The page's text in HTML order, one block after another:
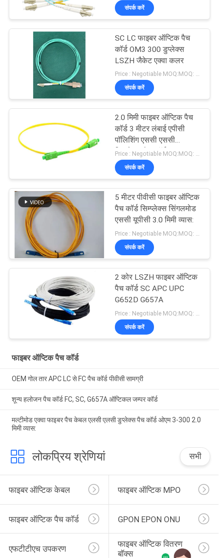
संपर्क करें
SC LC फाइबर ऑप्टिक पैच
कॉर्ड OM3 300 डुप्लेक्स
LSZH जैकेट एक्वा कलर
Price : Negotiable MOQ:MOQ: 100PCS
संपर्क करें
2.0 मिमी फाइबर ऑप्टिक पैच
कॉर्ड 3 मीटर लंबाई एपीसी
पॉलिशिंग एससी एससी
सिम्प्लेक्स पैच कॉर्ड
Price : Negotiable MOQ:MOQ: 100PCS
संपर्क करें
5 मीटर पीवीसी फाइबर ऑप्टिक
पैच कॉर्ड सिम्प्लेक्स सिंगलमोड
एससी यूपीसी 3.0 मिमी व्यास:
संपर्क करें
2 कोर LSZH फाइबर ऑप्टिक
पैच कॉर्ड SC APC UPC
G652D G657A
संपर्क करें
फाइबर ऑप्टिक पैच कॉर्ड
OEM गोल तार APC LC से FC पैच कॉर्ड पीवीसी सामग्री
शून्य हलोजन पैच कॉर्ड FC, SC, G657A ऑप्टिकल जम्पर कॉर्ड
मल्टीमोड एक्वा फाइबर पैच केबल एलसी एलसी डुप्लेक्स पैच कॉर्ड ओएम 3-300 2.0
मिमी व्यास:
लोकप्रिय श्रेणियां सभी
फाइबर ऑप्टिक केबल फाइबर ऑप्टिक MPO
फाइबर ऑप्टिक पैच कॉर्ड GPON EPON ONU
एफटीटीएच उपकरण
फाइबर ऑप्टिक वितरण
बॉक्स